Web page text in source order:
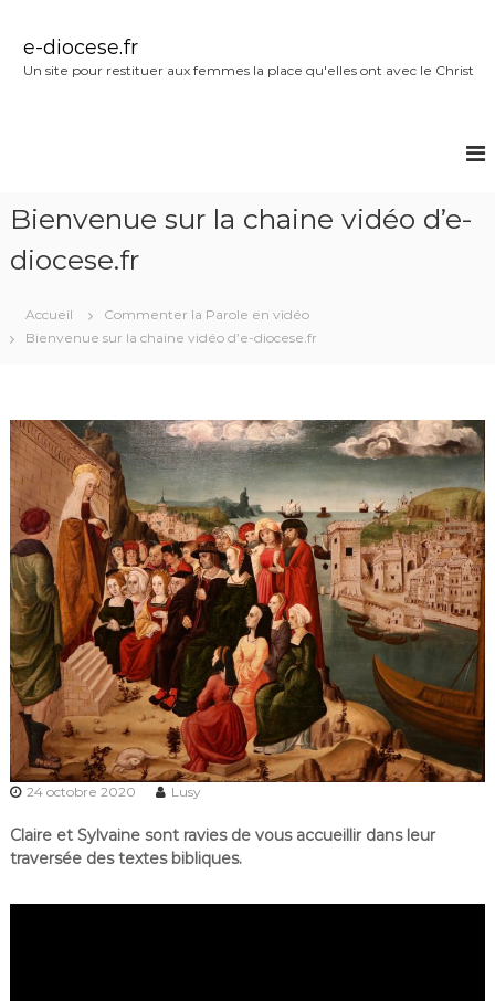
e-diocese.fr
Un site pour restituer aux femmes la place qu'elles ont avec le Christ
Bienvenue sur la chaine vidéo d’e-
diocese.fr
Accueil
Commenter la Parole en vidéo
Bienvenue sur la chaine vidéo d’e-diocese.fr
24 octobre 2020 Lusy
Claire et Sylvaine sont ravies de vous accueillir dans leur
traversée des textes bibliques.